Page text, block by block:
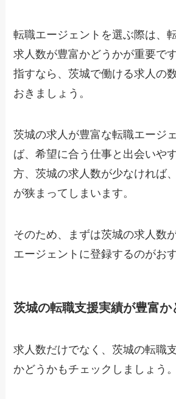
転職エージェントを選ぶ際は、
求人数が豊富かどうかが重要で
指すなら、茨城で働ける求人の
おきましょう。
茨城の求人が豊富な転職エージ
ば、希望に合う仕事と出会いや
方、茨城の求人数が少なければ
が狭まってしまいます。
そのため、まずは茨城の求人数
エージェントに登録するのがお
茨城の転職支援実績が豊富か
求人数だけでなく、茨城の転職
かどうかもチェックしましょう。